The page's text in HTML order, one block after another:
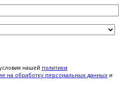
нашей политики
на обработку персональных данных и